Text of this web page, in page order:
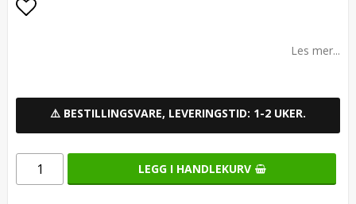
Les mer...
⚠️ BESTILLINGSVARE, LEVERINGSTID: 1-2 UKER.
LEGG I HANDLEKURV